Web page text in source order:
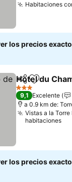
Habitaciones
los precios
CompartirAgregar
Hotel du
3 Estrellas
9,1 Excelente
a 0.9 km de:
Vistas a la
habitaciones
los precios